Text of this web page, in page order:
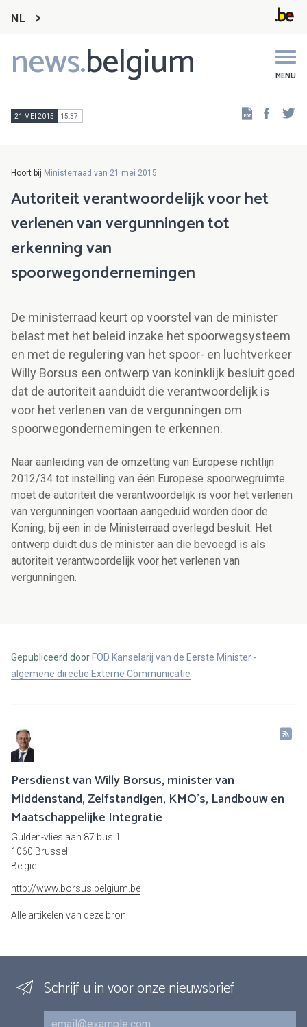
NL
news.belgium MENU
Main
navigation
21 MEI 2015 15:37
Hoort bij Ministerraad van 21 mei 2015
Autoriteit verantwoordelijk voor het
verlenen van vergunningen tot
erkenning van
spoorwegondernemingen
De ministerraad keurt op voorstel van de minister
belast met het beleid inzake het spoorwegsysteem
en met de regulering van het spoor- en luchtverkeer
Willy Borsus een ontwerp van koninklijk besluit goed
dat de autoriteit aanduidt die verantwoordelijk is
voor het verlenen van de vergunningen om
spoorwegondernemingen te erkennen.
Naar aanleiding van de omzetting van Europese richtlijn
2012/34 tot instelling van één Europese spoorwegruimte
moet de autoriteit die verantwoordelijk is voor het verlenen
van vergunningen voortaan aangeduid worden door de
Koning, bij een in de Ministerraad overlegd besluit. Het
ontwerp duidt dus de minister aan die bevoegd is als
autoriteit verantwoordelijk voor het verlenen van
vergunningen.
Gepubliceerd door FOD Kanselarij van de Eerste Minister -
algemene directie Externe Communicatie
Persdienst van Willy Borsus, minister van
Middenstand, Zelfstandigen, KMO's, Landbouw en
Maatschappelijke Integratie
Gulden-vlieslaan 87 bus 1
1060 Brussel
België
http://www.borsus.belgium.be
Alle artikelen van deze bron
Schrijf u in voor onze nieuwsbrief
E-mail